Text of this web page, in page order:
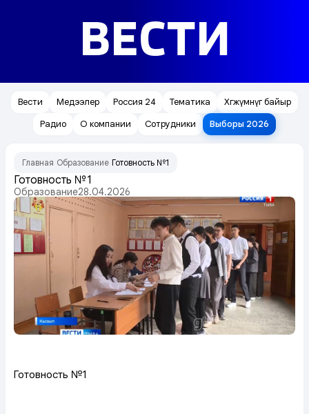
ВЕСТИ
Вести Медээлер Россия 24 Тематика
Хөгжүмнүг байыр
Радио
О компании Сотрудники Выборы 2026
Главная Образование Готовность №1
Готовность №1
Образование28.04.2026
Готовность №1